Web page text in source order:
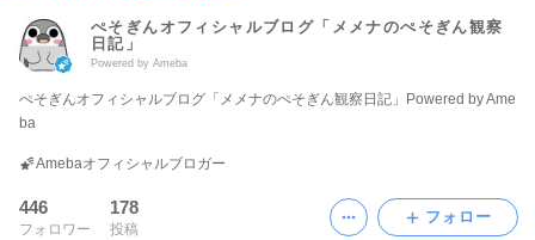
ぺそぎんオフィシャルブログ「メメナのぺそぎん観察
日記」
Powered by Ameba
ぺそぎんオフィシャルブログ「メメナのぺそぎん観察日記」Powered by Ame
ba
Amebaオフィシャルブロガー
446
フォロワー
178
投稿
フォロー